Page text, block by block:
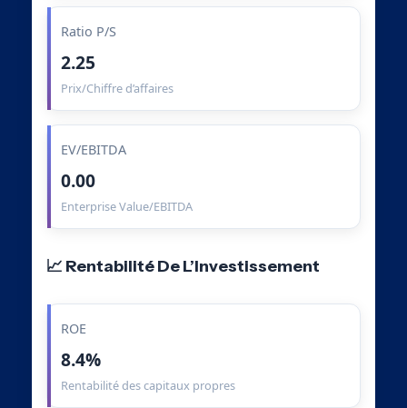
Ratio P/S
2.25
Prix/Chiffre d’affaires
EV/EBITDA
0.00
Enterprise Value/EBITDA
📈 Rentabilité De L’Investissement
ROE
8.4%
Rentabilité des capitaux propres